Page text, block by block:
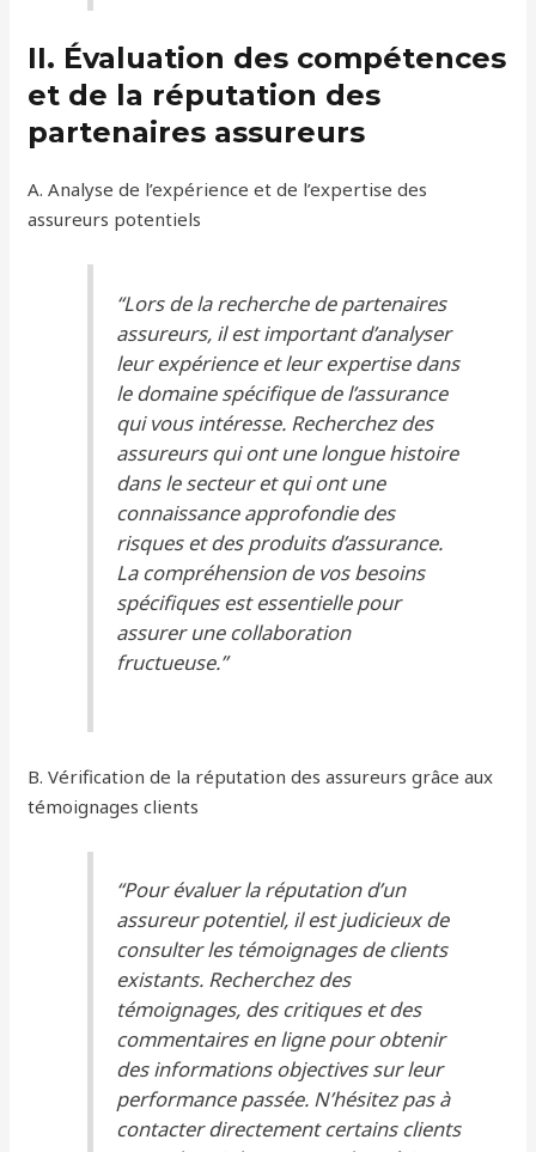
II. Évaluation des compétences
et de la réputation des
partenaires assureurs
A. Analyse de l’expérience et de l’expertise des
assureurs potentiels
“Lors de la recherche de partenaires
assureurs, il est important d’analyser
leur expérience et leur expertise dans
le domaine spécifique de l’assurance
qui vous intéresse. Recherchez des
assureurs qui ont une longue histoire
dans le secteur et qui ont une
connaissance approfondie des
risques et des produits d’assurance.
La compréhension de vos besoins
spécifiques est essentielle pour
assurer une collaboration
fructueuse.”
B. Vérification de la réputation des assureurs grâce aux
témoignages clients
“Pour évaluer la réputation d’un
assureur potentiel, il est judicieux de
consulter les témoignages de clients
existants. Recherchez des
témoignages, des critiques et des
commentaires en ligne pour obtenir
des informations objectives sur leur
performance passée. N’hésitez pas à
contacter directement certains clients